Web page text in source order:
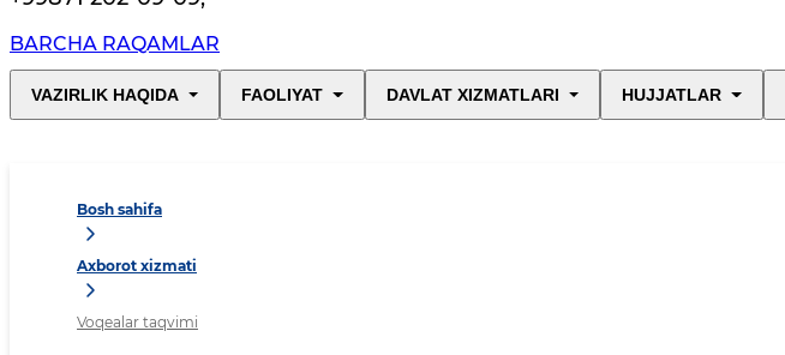
BARCHA RAQAMLAR
VAZIRLIK HAQIDA FAOLIYAT DAVLAT XIZMATLARI HUJJATLAR
Bosh sahifa
Axborot xizmati
Voqealar taqvimi